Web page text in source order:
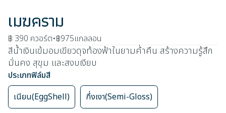
เมฆคราม
฿ 390 ควอร์ต•฿975แกลลอน
สีน้ำเงินเข้มอมเขียวดุจท้องฟ้าในยามค่ำคืน สร้างความรู้สึก
มั่นคง สุขุม และสงบเงียบ
ประเภทฟิล์มสี
เนียน(EggShell)
กึ่งเงา(Semi-Gloss)